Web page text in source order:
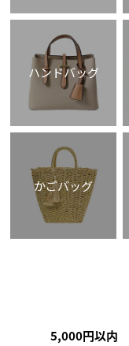
ハンドバッグ
かごバッグ
5,000円以内